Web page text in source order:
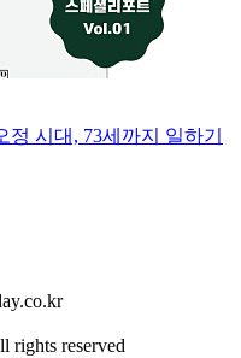
정 시대, 73세까지 일하기
rights reserved